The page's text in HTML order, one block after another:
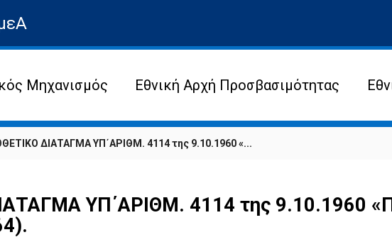
Μηχανισμός Εθνική Αρχή Προσβασιμότητας
ΔΙΑΤΑΓΜΑ ΥΠ΄ΑΡΙΘΜ. 4114 της 9.10.1960 «...
ΥΠ΄ΑΡΙΘΜ. 4114 της 9.10.1960